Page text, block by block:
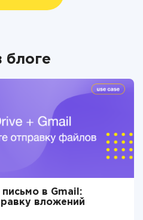
блоге
в Gmail:
вложений